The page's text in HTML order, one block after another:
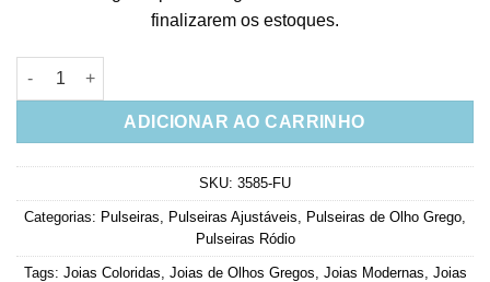
finalizarem os estoques.
Pulseira Olho Grego De Sol Cravejado De Nano Zirconias
ADICIONAR AO CARRINHO
SKU: 3585-FU
Categorias: Pulseiras Pulseiras Ajustáveis Pulseiras de Olho Grego
Pulseiras Ródio
Tags: Joias Coloridas Joias de Olhos Gregos Joias Modernas Joias